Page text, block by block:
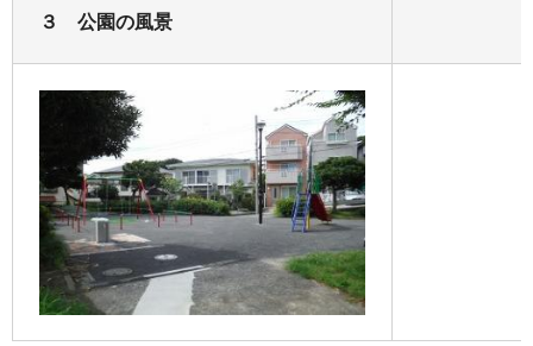
３ 公園の風景